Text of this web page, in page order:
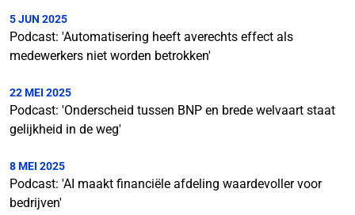
5 JUN 2025
Podcast: 'Automatisering heeft averechts effect als
medewerkers niet worden betrokken'
22 MEI 2025
Podcast: 'Onderscheid tussen BNP en brede welvaart staat
gelijkheid in de weg'
8 MEI 2025
Podcast: 'AI maakt financiële afdeling waardevoller voor
bedrijven'